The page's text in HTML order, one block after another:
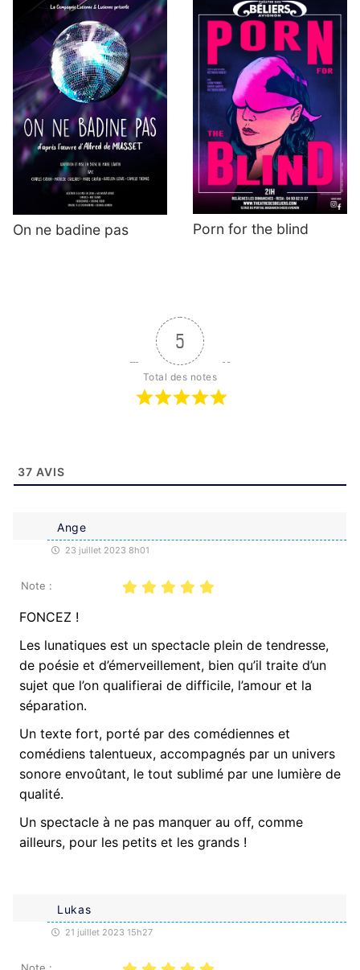
On ne badine pas Porn for the blind
5
Total des notes
37 AVIS
Ange
23 juillet 2023 8h01
Note :
FONCEZ !
Les lunatiques est un spectacle plein de tendresse,
de poésie et d’émerveillement, bien qu’il traite d’un
sujet que l’on qualifierai de difficile, l’amour et la
séparation.
Un texte fort, porté par des comédiennes et
comédiens talentueux, accompagnés par un univers
sonore envoûtant, le tout sublimé par une lumière de
qualité.
Un spectacle à ne pas manquer au off, comme
ailleurs, pour les petits et les grands !
Lukas
21 juillet 2023 15h27